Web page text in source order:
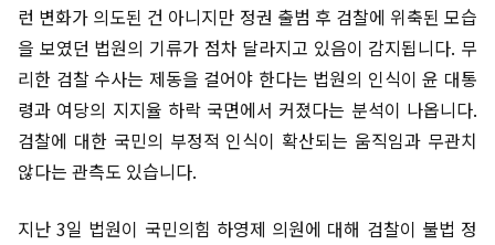
런 변화가 의도된 건 아니지만 정권 출범 후 검찰에 위축된 모습
을 보였던 법원의 기류가 점차 달라지고 있음이 감지됩니다. 무
리한 검찰 수사는 제동을 걸어야 한다는 법원의 인식이 윤 대통
령과 여당의 지지율 하락 국면에서 커졌다는 분석이 나옵니다.
검찰에 대한 국민의 부정적 인식이 확산되는 움직임과 무관치
않다는 관측도 있습니다.
지난 3일 법원이 국민의힘 하영제 의원에 대해 검찰이 불법 정